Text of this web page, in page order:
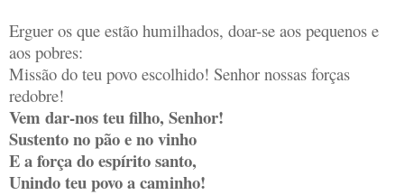
Erguer os que estão humilhados, doar-se aos pequenos e
aos pobres:
Missão do teu povo escolhido! Senhor nossas forças
redobre!
Vem dar-nos teu filho, Senhor!
Sustento no pão e no vinho
E a força do espírito santo,
Unindo teu povo a caminho!